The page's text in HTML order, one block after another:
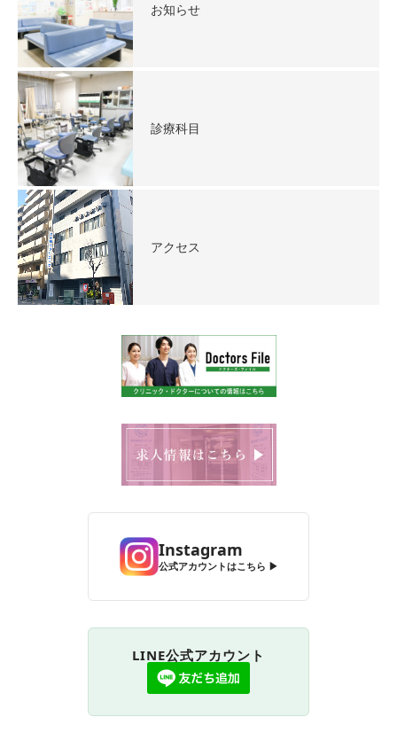
お知らせ
診療科目
アクセス
Instagram
公式アカウントはこちら ▶
LINE公式アカウント